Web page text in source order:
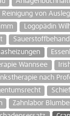
Reinigung von
Logopädin
Wannsee
nach
Zahnlabor